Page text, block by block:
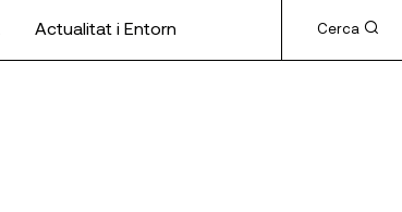
Actualitat i Entorn Cerca